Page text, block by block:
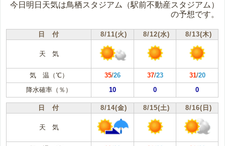
今日明日天気は鳥栖スタジアム（駅前不動産スタジアム）
の予想です。
日 付 8/11(火) 8/12(水) 8/13(木)
天 気
気 温（℃） 35/26 37/23 31/20
降水確率（％）
10 0 0
日 付 8/14(金) 8/15(土) 8/16(日)
天 気